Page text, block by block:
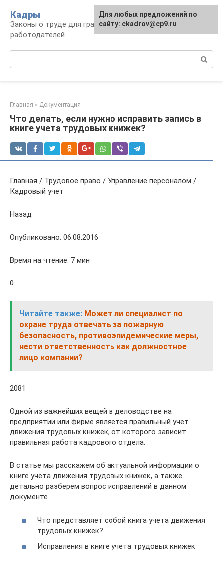
контенту
Кадры
Законы о труде для граждан и
работодателей
Главная » Документация
Что делать, если нужно исправить запись в
книге учета трудовых книжек?
Главная / Трудовое право / Управление персоналом /
Кадровый учет
Назад
Опубликовано: 06.08.2016
Время на чтение: 7 мин
0
Читайте также: Может ли специалист по
охране труда отвечать за пожарную
безопасность, противоэпидемические меры,
нести ответственность как должностное
лицо компании?
2081
Одной из важнейших вещей в деловодстве на
предприятии или фирме является правильный учет
движения трудовых книжек, от которого зависит
правильная работа кадрового отдела.
В статье мы расскажем об актуальной информации о
книге учета движения трудовых книжек, а также
детально разберем вопрос исправлений в данном
документе.
Что представляет собой книга учета движения
трудовых книжек?
Исправления в книге учета трудовых книжек
Для любых предложений по
сайту: ckadrov@cp9.ru